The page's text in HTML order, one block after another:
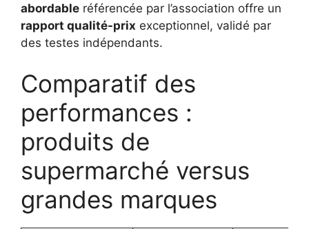
abordable référencée par l’association offre un
rapport qualité-prix exceptionnel, validé par
des testes indépendants.
Comparatif des
performances :
produits de
supermarché versus
grandes marques